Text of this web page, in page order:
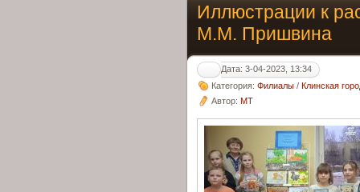
Иллюстрации к
М.М. Пришвина
Дата: 3-04-2023, 13:34
Категория: Филиалы / Клинская
Автор: MT